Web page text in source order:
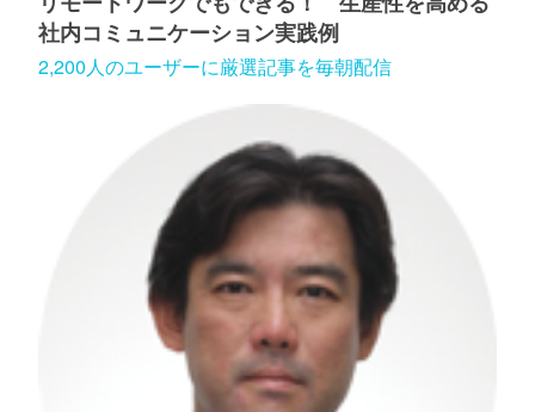
社内コミュニケーション実践例
2,200人のユーザーに厳選記事を毎朝配信